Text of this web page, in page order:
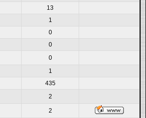
13
1
0
0
0
1
435
2
2